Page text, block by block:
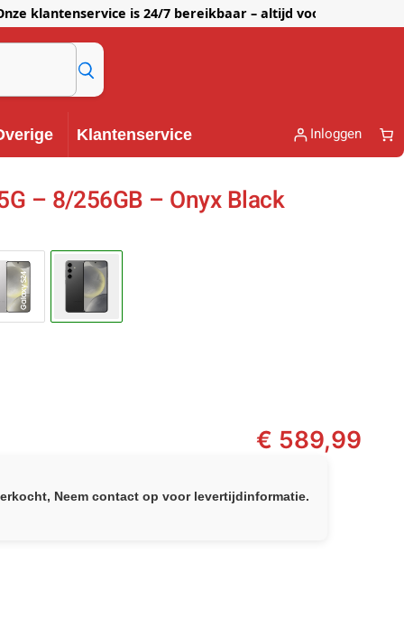
is 24/7 bereikbaar – altijd voor je klaar!
Klantenservice Inloggen
– 8/256GB – Onyx Black
€ 589,99
Neem contact op voor levertijdinformatie.